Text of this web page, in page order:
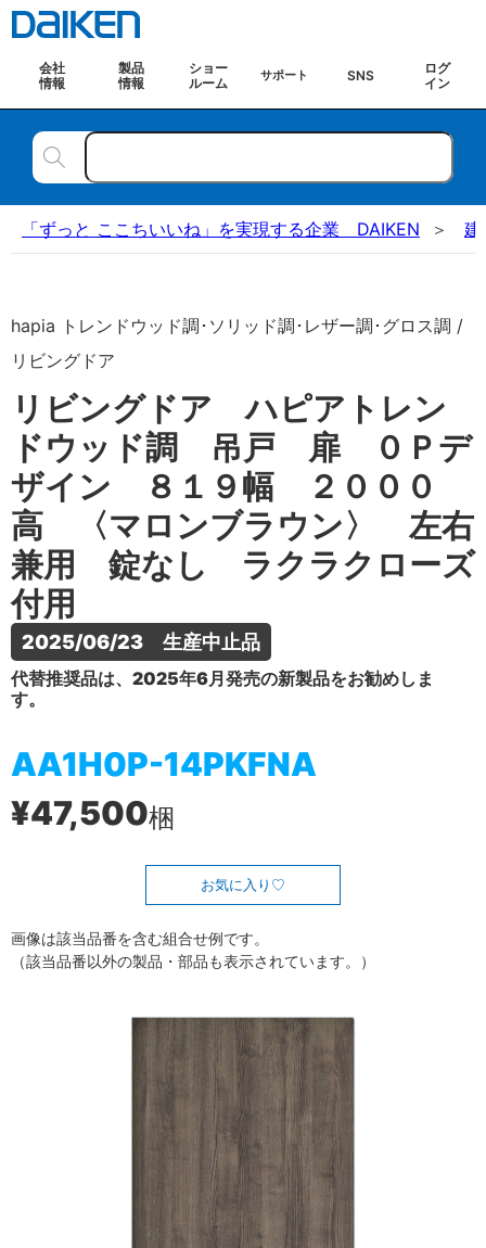
会社
情報
製品
情報
ショー
ルーム
サポート SNS
ログ
イン
「ずっと ここちいいね」を実現する企業 DAIKEN 建
hapia トレンドウッド調･ソリッド調･レザー調･グロス調 /
リビングドア
リビングドア ハピアトレン
ドウッド調 吊戸 扉 ０Ｐデ
ザイン ８１９幅 ２０００
高 〈マロンブラウン〉 左右
兼用 錠なし ラクラクローズ
付用
2025/06/23　生産中止品
代替推奨品は、2025年6月発売の新製品をお勧めしま
す。
AA1H0P-14PKFNA
¥47,500梱
お気に入り
画像は該当品番を含む組合せ例です。
（該当品番以外の製品・部品も表示されています。）